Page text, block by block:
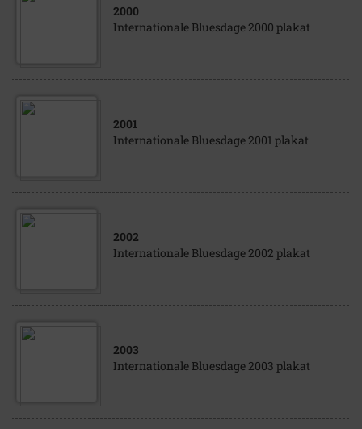
2000
Internationale Bluesdage 2000 plakat
2001
Internationale Bluesdage 2001 plakat
2002
Internationale Bluesdage 2002 plakat
2003
Internationale Bluesdage 2003 plakat